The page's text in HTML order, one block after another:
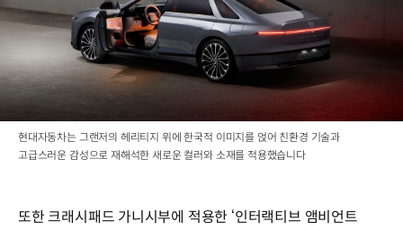
현대자동차는 그랜저의 헤리티지 위에 한국적 이미지를 얹어 친환경 기술과
고급스러운 감성으로 재해석한 새로운 컬러와 소재를 적용했습니다
또한 크래시패드 가니시부에 적용한 ‘인터랙티브 앰비언트